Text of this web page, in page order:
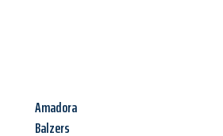
Amadora
Balzers